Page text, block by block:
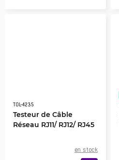
TOL-4235
Testeur de Câble
Réseau RJ11/ RJ12/ RJ45
en stock